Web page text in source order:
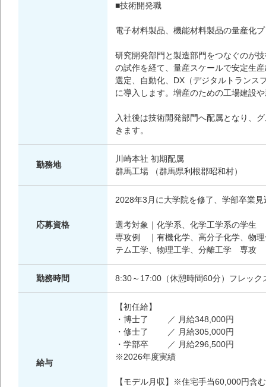
■技術開発職
電子材料製品、機能材料製品の量産化
研究開発部門と製造部門をつなぐのが
の試作を経て、量産スケールで安定生
選定、自動化、DX（デジタルトランス
に導入します。増産のための工場建設
入社後は技術開発部門へ配属となり、
きます。
勤務地
川崎本社 初期配属
群馬工場 （群馬県利根郡昭和村）
応募資格
2028年3月に大学院を修了、学部卒業
選考対象｜化学系、化学工学系の学生
専攻例 ｜有機化学、高分子化学、物理
テム工学、物理工学、分離工学 専攻
勤務時間 8:30～17:00（休憩時間60分）フレッ
給与
【初任給】
・博士了 ／ 月給
・修士了 ／ 月給305,000円
・学部卒 ／ 月給296,500円
※2026年度実績
【モデル月収】※住宅手当60,000円含